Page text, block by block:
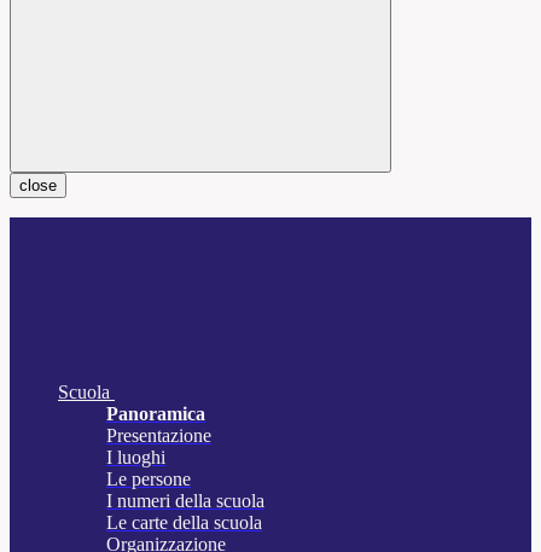
close
Scuola
Panoramica
Presentazione
I luoghi
Le persone
I numeri della scuola
Le carte della scuola
Organizzazione